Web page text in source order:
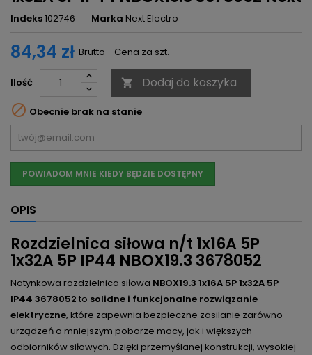
Indeks102746 Marka Next Electro
84,34 zł Brutto - Cena za szt.
Ilość  Dodaj do koszyka
 Obecnie brak na stanie
POWIADOM MNIE KIEDY BĘDZIE DOSTĘPNY
OPIS
Rozdzielnica siłowa n/t 1x16A 5P
1x32A 5P IP44 NBOX19.3 3678052
Natynkowa rozdzielnica siłowa NBOX19.3 1x16A 5P 1x32A 5P
IP44 3678052 to solidne i funkcjonalne rozwiązanie
elektryczne, które zapewnia bezpieczne zasilanie zarówno
urządzeń o mniejszym poborze mocy, jak i większych
odbiorników siłowych. Dzięki przemyślanej konstrukcji, wysokiej